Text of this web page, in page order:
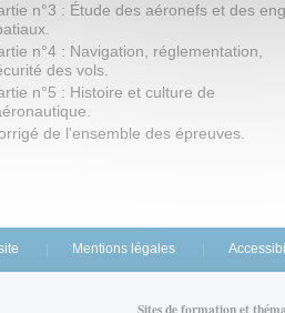
n°3 : Étude des aéronefs et des
n°4 : Navigation, réglementation,
des vols.
n°5 : Histoire et culture de
de l'ensemble des épreuves.
Mentions légales
Sites de formation et